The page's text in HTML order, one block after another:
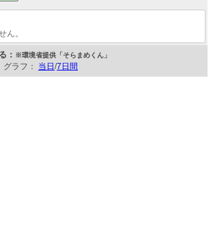
ん。
： ※環境省提供「そらまめくん」
ラフ： 当日 /7日間